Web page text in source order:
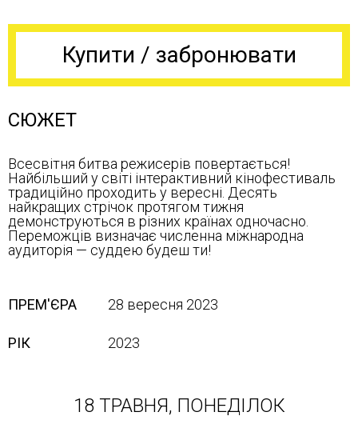
Купити / забронювати
СЮЖЕТ
Всесвітня битва режисерів повертається!
Найбільший у світі інтерактивний кінофестиваль
традиційно проходить у вересні. Десять
найкращих стрічок протягом тижня
демонструються в різних країнах одночасно.
Переможців визначає численна міжнародна
аудиторія — суддею будеш ти!
ПРЕМ'ЄРА 28 вересня 2023
РІК 2023
18 ТРАВНЯ, ПОНЕДІЛОК